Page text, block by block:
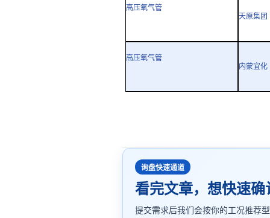
高压氧气管
天原集团
高压氧气管
内蒙宜化
询盘快速通道
看完文章，想快速确
提交需求后我们会按你的工况推荐